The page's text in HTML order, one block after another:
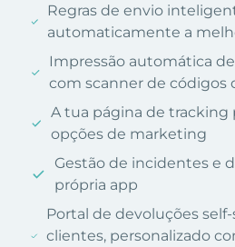
Regras de envio
automaticamente a
Impressão automática
com scanner de códigos
A tua página de tracking
opções de marketing
Gestão de incidentes e
própria app
Portal de devoluções
clientes, personalizado